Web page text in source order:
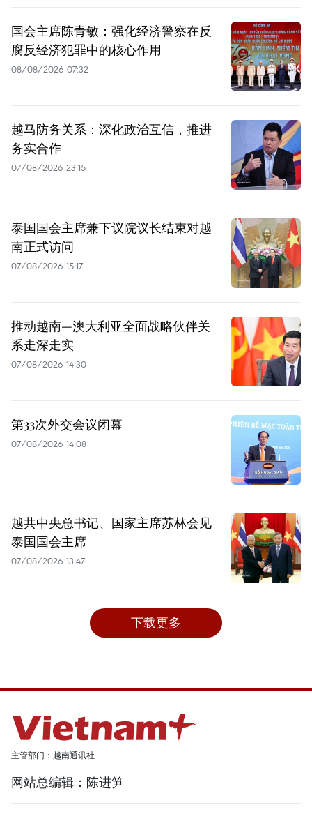
国会主席陈青敏：强化经济警察在反
腐反经济犯罪中的核心作用
08/08/2026 07:32
越马防务关系：深化政治互信，推进
务实合作
07/08/2026 23:15
泰国国会主席兼下议院议长结束对越
南正式访问
07/08/2026 15:17
推动越南—澳大利亚全面战略伙伴关
系走深走实
07/08/2026 14:30
第33次外交会议闭幕
07/08/2026 14:08
越共中央总书记、国家主席苏林会见
泰国国会主席
07/08/2026 13:47
下载更多
主管部门：越南通讯社
网站总编辑：陈进笋